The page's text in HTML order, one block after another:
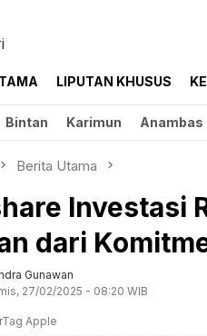
LIPUTAN KHUSUS
Bintan Karimun Anambas
Berita Utama
Investasi
dari
Gunawan
27/02/2025 - 08:20 WIB